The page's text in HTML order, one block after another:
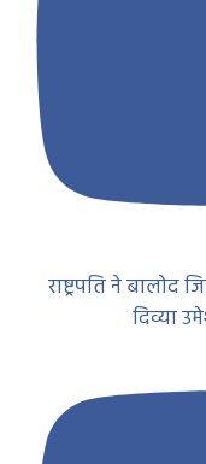
राष्ट्रपति ने
दिव्या